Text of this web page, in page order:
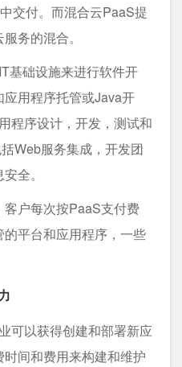
交付。而混合云PaaS提
务的混合。
基础设施来进行软件开
用程序托管或Java开
程序设计，开发，测试和
Web服务集成，开发团
全。
户每次按PaaS支付费
平台和应用程序，一些
可以获得创建和部署新应
间和费用来构建和维护